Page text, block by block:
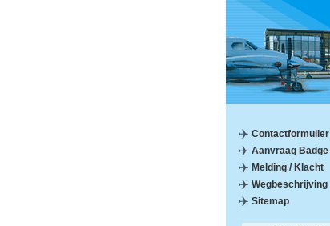
Contactformulier
Aanvraag Badge
Melding / Klacht
Wegbeschrijving
Sitemap